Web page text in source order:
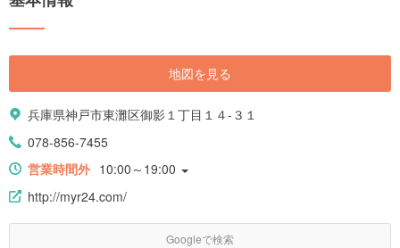
地図を見る
兵庫県神戸市東灘区御影１丁目１４-３１
078-856-7455
営業時間外 10:00～19:00
http://myr24.com/
Googleで検索